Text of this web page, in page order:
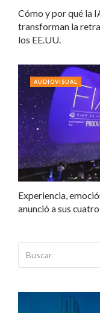
Cómo y por qué la
transforman la
los EE.UU.
Experiencia,
anunció a sus
AUDIOVISUAL